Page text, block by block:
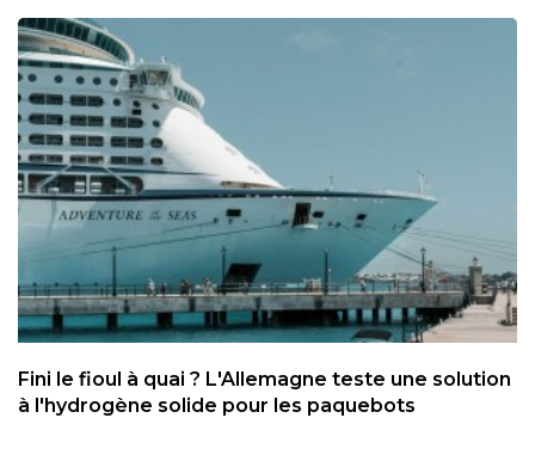
Fini le fioul à quai ? L'Allemagne teste une solution
à l'hydrogène solide pour les paquebots